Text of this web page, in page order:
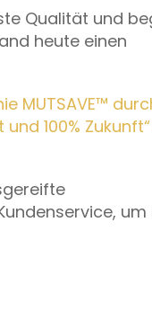
Qualität und
heute einen
MUTSAVE™
100%
um